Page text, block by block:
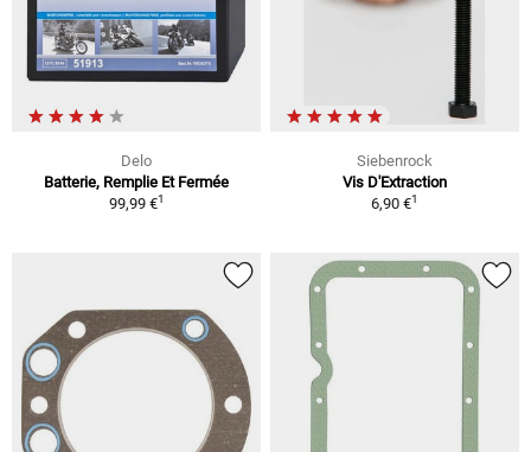
Delo
Batterie, Remplie Et Fermée
99,99 €1
Siebenrock
Vis D'Extraction
6,90 €1